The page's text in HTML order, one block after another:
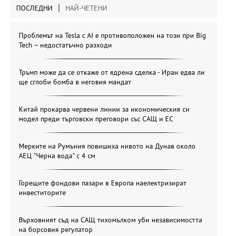
ПОСЛЕДНИ НАЙ-ЧЕТЕНИ
Проблемът на Tesla с AI е противоположен на този при Big
Tech – недостатъчно разходи
Тръмп може да се откаже от ядрена сделка - Иран едва ли
ще сглоби бомба в неговия мандат
Китай прокарва червени линии за икономическия си
модел преди търговски преговори със САЩ и ЕС
Мерките на Румъния повишиха нивото на Дунав около
АЕЦ "Черна вода" с 4 см
Горещите фондови пазари в Европа наелектризират
инвеститорите
Върховният съд на САЩ тихомълком уби независимостта
на борсовия регулатор